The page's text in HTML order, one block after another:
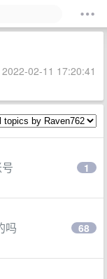
02-11 17:20:41
1
吗 68